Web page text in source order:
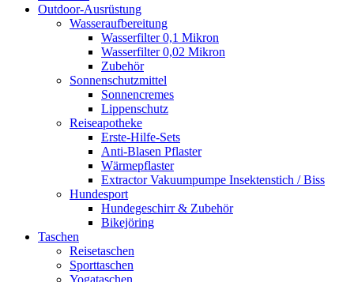
Outdoor-Ausrüstung
Wasseraufbereitung
Wasserfilter 0,1 Mikron
Wasserfilter 0,02 Mikron
Zubehör
Sonnenschutzmittel
Sonnencremes
Lippenschutz
Reiseapotheke
Erste-Hilfe-Sets
Anti-Blasen Pflaster
Wärmepflaster
Extractor Vakuumpumpe Insektenstich / Biss
Hundesport
Hundegeschirr & Zubehör
Bikejöring
Taschen
Reisetaschen
Sporttaschen
Yogataschen